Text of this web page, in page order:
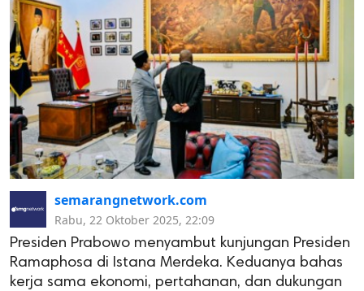
cipta.
semarangnetwork.com
Rabu, 22 Oktober 2025, 22:09
Presiden Prabowo menyambut kunjungan Presiden
Ramaphosa di Istana Merdeka. Keduanya bahas
kerja sama ekonomi, pertahanan, dan dukungan